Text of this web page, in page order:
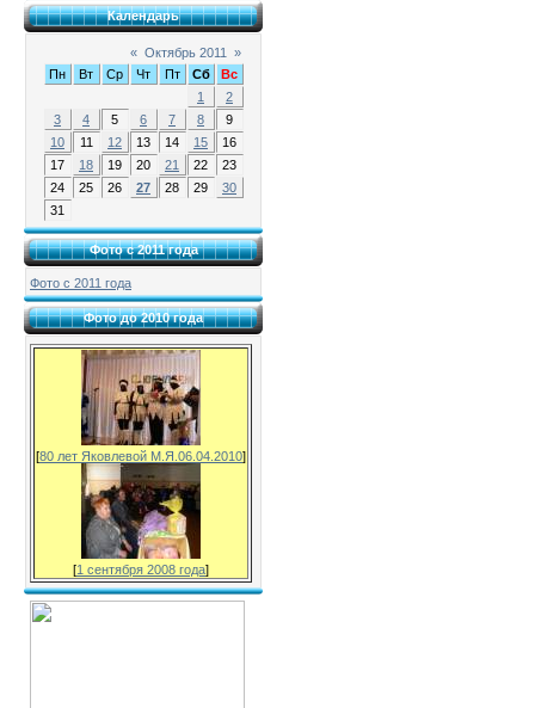
Календарь
« Октябрь 2011 »
Пн
Вт Ср Чт Пт Сб
Вс
1
2
3
4 5 6 7 8
9
10
11 12 13 14 15
16
17
18 19 20 21 22
23
24
25 26 27 28 29
30
31
Фото с 2011 года
Фото с 2011 года
Фото до 2010 года
[80 лет Яковлевой М.Я.06.04.2010]
[1 сентября 2008 года]